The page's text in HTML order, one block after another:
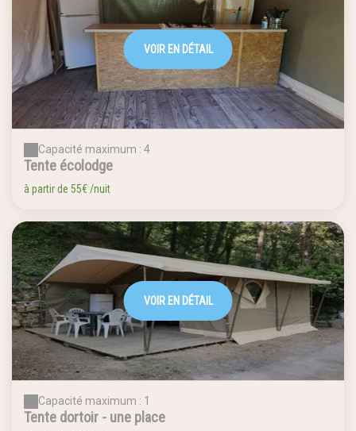
VOIR EN DÉTAIL
Capacité maximum : 4
Tente écolodge
à partir de 55€/nuit
VOIR EN DÉTAIL
Capacité maximum : 1
Tente dortoir - une place